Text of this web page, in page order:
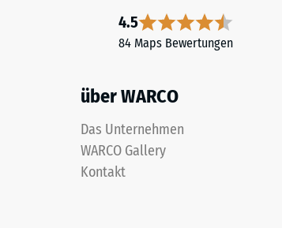
4.5
84 Maps Bewertungen
über WARCO
Das Unternehmen
WARCO Gallery
Kontakt